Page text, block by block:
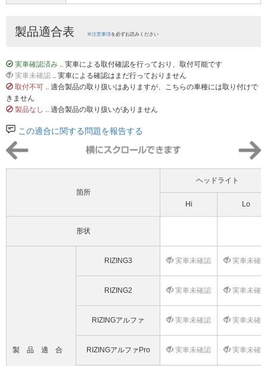
製品適合表 ※注意事項を必ずお読みください
実車確認済み .. 実車による取付確認を行っており、取付可能です
実車未確認 .. 実車による確認はまだ行っておりません
取付不可 .. 適合製品の取り扱いはありますが、こちらの車種には取り付けで
きません
製品なし .. 適合製品の取り扱いがありません
この適合に関する問題を報告する
箇所
ヘッドライト
Hi Lo
形状
製品適合
RIZING3 実車未確認 実車未確
RIZING2 実車未確認 実車未確
RIZINGアルファ 実車未確認 実車未確
RIZINGアルファPro 実車未確認 実車未確